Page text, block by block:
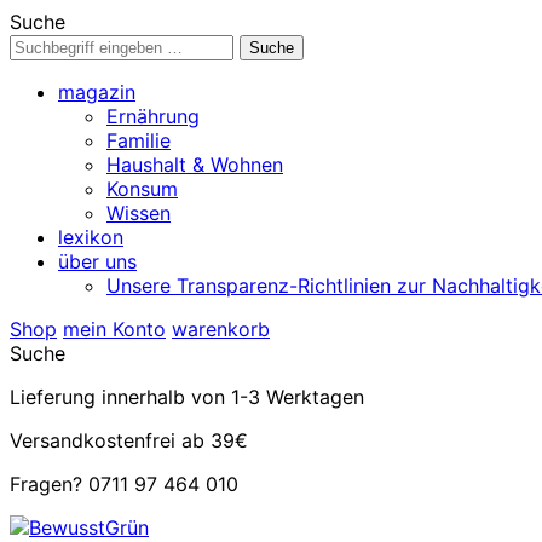
Suche
magazin
Ernährung
Familie
Haushalt & Wohnen
Konsum
Wissen
lexikon
über uns
Unsere Transparenz-Richtlinien zur
Shop mein Konto warenkorb
Suche
Lieferung innerhalb von 1-3 Werktagen
Versandkostenfrei ab 39€
Fragen? 0711 97 464 010